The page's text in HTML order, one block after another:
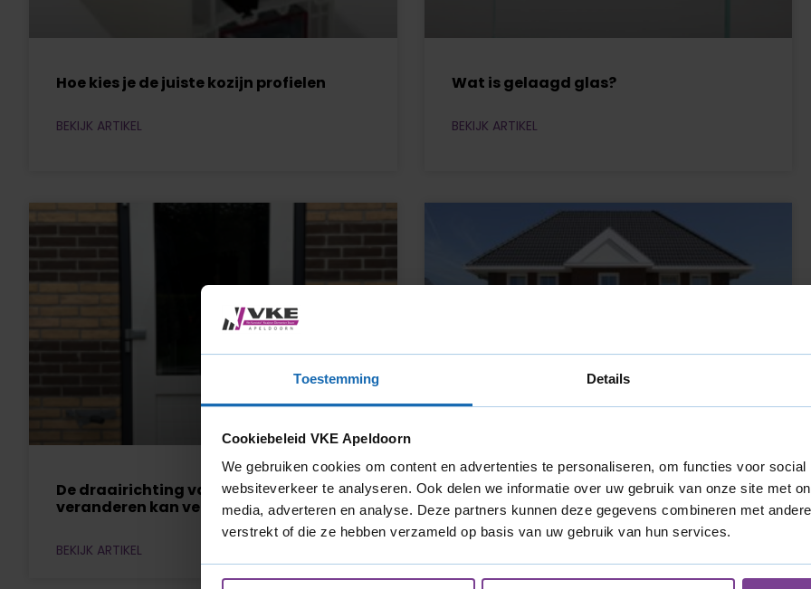
Toestemming Details
Cookiebeleid VKE Apeldoorn
We gebruiken cookies om content en advertenties te personaliseren, om functies voor social
websiteverkeer te analyseren. Ook delen we informatie over uw gebruik van onze site met
media, adverteren en analyse. Deze partners kunnen deze gegevens combineren met
verstrekt of die ze hebben verzameld op basis van uw gebruik van hun services.
Hoe kies je de juiste kozijn profielen
BEKIJK ARTIKEL
Wat is gelaagd glas?
BEKIJK ARTIKEL
De draairichting van een deur
veranderen kan veel verschil maken
BEKIJK ARTIKEL
Boren in kunststof kozijnen
BEKIJK ARTIKEL